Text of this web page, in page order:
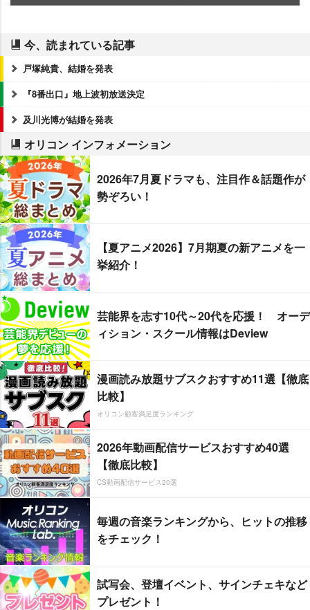
今、読まれている記事
戸塚純貴、結婚を発表
『8番出口』地上波初放送決定
及川光博が結婚を発表
オリコン インフォメーション
2026年7月夏ドラマも、注目作＆話題作が
勢ぞろい！
【夏アニメ2026】7月期夏の新アニメを一
挙紹介！
芸能界を志す10代～20代を応援！ オーデ
ィション・スクール情報はDeview
漫画読み放題サブスクおすすめ11選【徹底
比較】
オリコン顧客満足度ランキング
2026年動画配信サービスおすすめ40選
【徹底比較】
CS動画配信サービス20選
毎週の音楽ランキングから、ヒットの推移
をチェック！
試写会、登壇イベント、サインチェキなど
プレゼント！